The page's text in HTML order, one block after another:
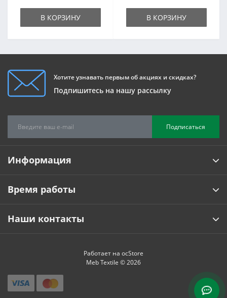
В КОРЗИНУ В КОРЗИНУ
Хотите узнавать первым об акциях и скидках?
Подпишитесь на нашу рассылку
Подписаться
Информация
Время работы
Наши контакты
Работает на ocStore
Meb Textile © 2026